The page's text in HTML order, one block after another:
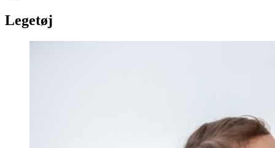
Legetøj